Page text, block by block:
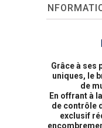
Grâce à ses
uniques, le
de
En offrant à
de contrôle
exclusif